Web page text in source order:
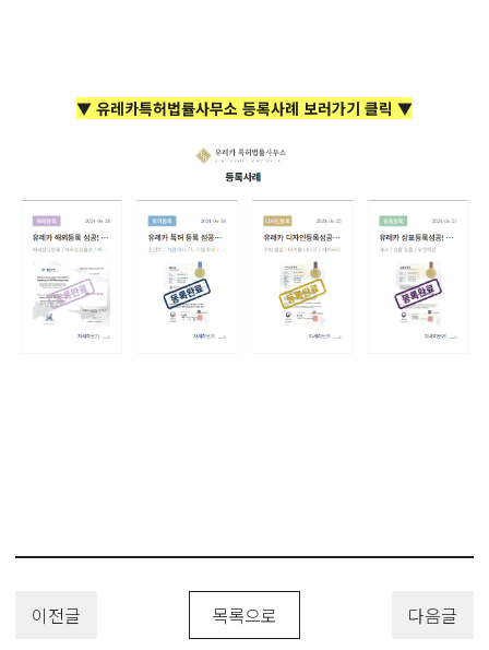
▼ 유레카특허법률사무소 등록사례 보러가기 클릭 ▼
이전글 목록으로 다음글